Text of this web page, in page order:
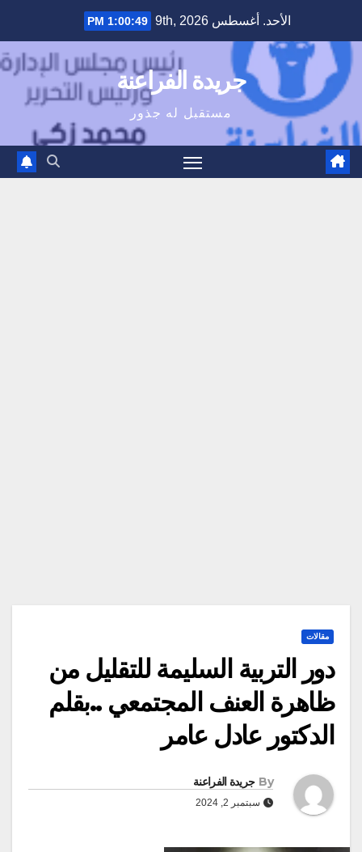
content
الأحد. أغسطس 9th, 2026 1:00:50 PM
جريدة الفراعنة
مستقبل له جذور
مقالات
دور التربية السليمة للتقليل من
ظاهرة العنف المجتمعي ..بقلم
الدكتور عادل عامر
By جريدة الفراعنة
سبتمبر 2, 2024